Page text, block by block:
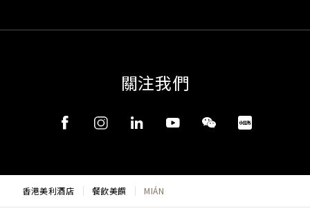
關注我們
香港美利酒店 餐飲美饌 MIÁN